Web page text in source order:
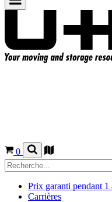
0
Prix garanti pendant 1
Carrières